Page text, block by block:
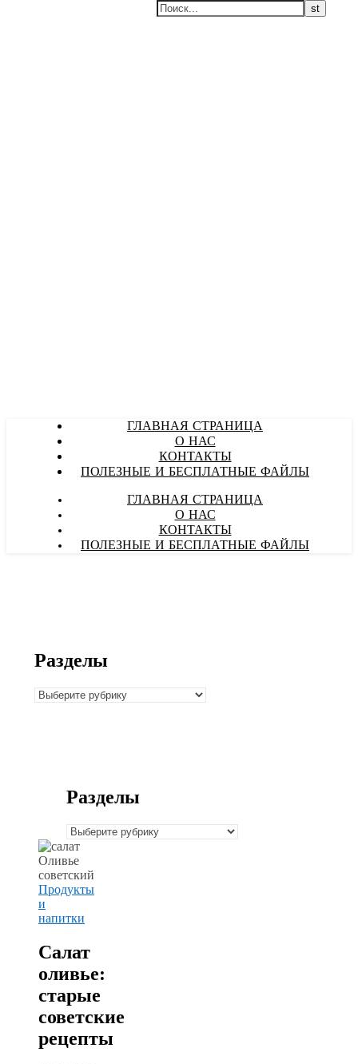
ГЛАВНАЯ СТРАНИЦА
О НАС
КОНТАКТЫ
ПОЛЕЗНЫЕ И БЕСПЛАТНЫЕ ФАЙЛЫ
ГЛАВНАЯ СТРАНИЦА
О НАС
КОНТАКТЫ
ПОЛЕЗНЫЕ И БЕСПЛАТНЫЕ ФАЙЛЫ
Разделы
Разделы
Разделы
Разделы
Продукты
и
напитки
Салат
оливье:
старые
советские
рецепты